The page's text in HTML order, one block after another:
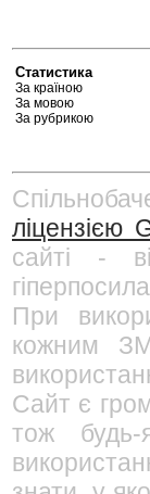
Статистика
За країною
За мовою
За рубрикою
ліцензією
сайті -
При
кожним
Сайт є
тож будь-